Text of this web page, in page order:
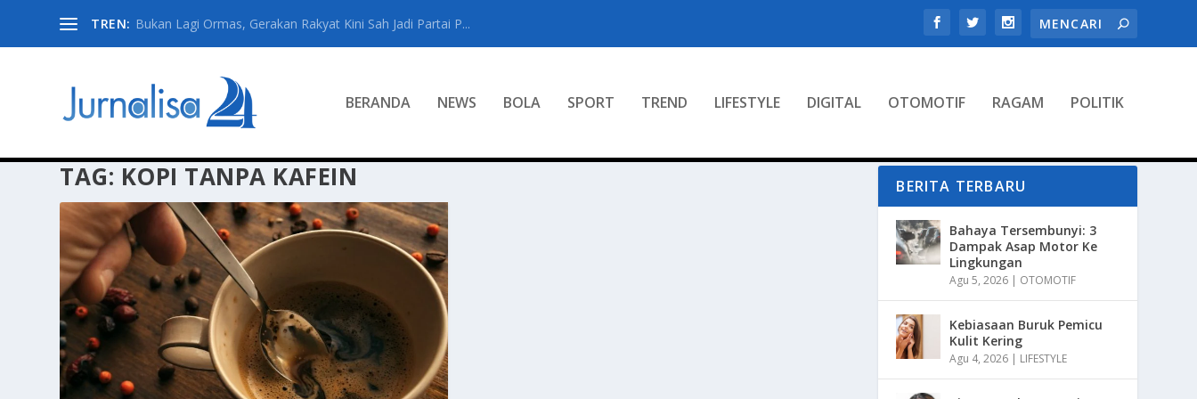
TREN: Bukan Lagi Ormas, Gerakan Rakyat Kini Sah Jadi Partai P...
BERANDA NEWS BOLA SPORT TREND LIFESTYLE DIGITAL OTOMOTIF RAGAM POLITIK
TAG: KOPI TANPA KAFEIN BERITA TERBARU
Bahaya Tersembunyi: 3
Dampak Asap Motor Ke
Lingkungan
Agu 5, 2026 | OTOMOTIF
Kebiasaan Buruk Pemicu
Kulit Kering
Agu 4, 2026 | LIFESTYLE